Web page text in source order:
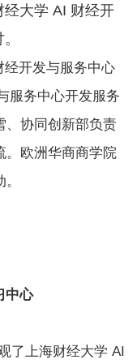
大学 AI 财经开
开发与服务中心
服务中心开发服务
、协同创新部负责
。欧洲华商商学院
心
上海财经大学 AI